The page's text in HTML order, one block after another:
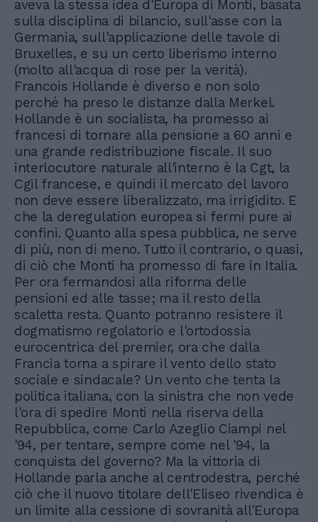
aveva la stessa idea d'Europa di Monti, basata
sulla disciplina di bilancio, sull'asse con la
Germania, sull'applicazione delle tavole di
Bruxelles, e su un certo liberismo interno
(molto all'acqua di rose per la verità).
Francois Hollande è diverso e non solo
perché ha preso le distanze dalla Merkel.
Hollande è un socialista, ha promesso ai
francesi di tornare alla pensione a 60 anni e
una grande redistribuzione fiscale. Il suo
interlocutore naturale all'interno è la Cgt, la
Cgil francese, e quindi il mercato del lavoro
non deve essere liberalizzato, ma irrigidito. E
che la deregulation europea si fermi pure ai
confini. Quanto alla spesa pubblica, ne serve
di più, non di meno. Tutto il contrario, o quasi,
di ciò che Monti ha promesso di fare in Italia.
Per ora fermandosi alla riforma delle
pensioni ed alle tasse; ma il resto della
scaletta resta. Quanto potranno resistere il
dogmatismo regolatorio e l'ortodossia
eurocentrica del premier, ora che dalla
Francia torna a spirare il vento dello stato
sociale e sindacale? Un vento che tenta la
politica italiana, con la sinistra che non vede
l'ora di spedire Monti nella riserva della
Repubblica, come Carlo Azeglio Ciampi nel
'94, per tentare, sempre come nel '94, la
conquista del governo? Ma la vittoria di
Hollande parla anche al centrodestra, perché
ciò che il nuovo titolare dell'Eliseo rivendica è
un limite alla cessione di sovranità all'Europa